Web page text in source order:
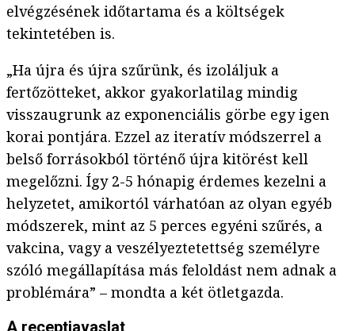
elvégzésének időtartama és a költségek
tekintetében is.
„Ha újra és újra szűrünk, és izoláljuk a
fertőzötteket, akkor gyakorlatilag mindig
visszaugrunk az exponenciális görbe egy igen
korai pontjára. Ezzel az iteratív módszerrel a
belső forrásokból történő újra kitörést kell
megelőzni. Így 2-5 hónapig érdemes kezelni a
helyzetet, amikortól várhatóan az olyan egyéb
módszerek, mint az 5 perces egyéni szűrés, a
vakcina, vagy a veszélyeztetettség személyre
szóló megállapítása más feloldást nem adnak a
problémára” – mondta a két ötletgazda.
A receptjavaslat